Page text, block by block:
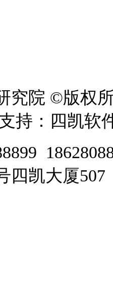
究院 ©版权
持：四凯软
四凯大厦507